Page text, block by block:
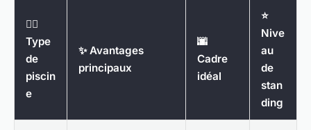
🏊‍♂️
Type
de
piscin
e
✨ Avantages
principaux
🌆
Cadre
idéal
⭐
Nive
au
de
stan
ding